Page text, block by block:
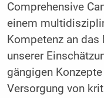
Comprehensive
einem
Kompetenz an
unserer
gängigen
Versorgung von